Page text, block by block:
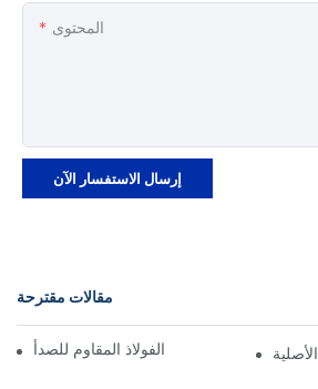
المحتوى
إرسال الاستفسار الآن
مقالات مقترحة
دليل صيانة وسلامة غلاية الفولاذ المقاوم للصدأ